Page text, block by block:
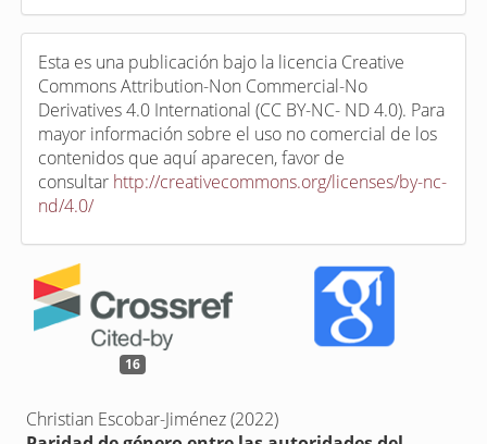
Esta es una publicación bajo la licencia Creative
Commons Attribution-Non Commercial-No
Derivatives 4.0 International (CC BY-NC- ND 4.0). Para
mayor información sobre el uso no comercial de los
contenidos que aquí aparecen, favor de
consultar http://creativecommons.org/licenses/by-nc-
nd/4.0/
16
Christian Escobar-Jiménez (2022)